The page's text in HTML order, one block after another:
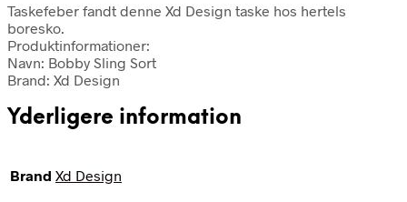
Taskefeber fandt denne Xd Design taske hos hertels
boresko.
Produktinformationer:
Navn: Bobby Sling Sort
Brand: Xd Design
Yderligere information
Brand Xd Design